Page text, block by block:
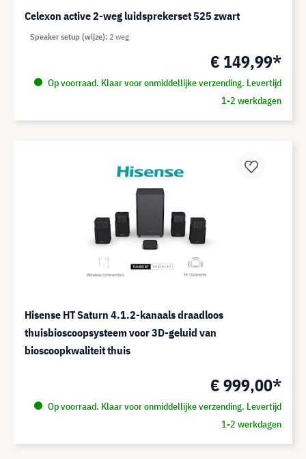
Celexon active 2-weg luidsprekerset 525 zwart
€ 149,99*
Op voorraad. Klaar voor onmiddellijke verzending. Levertijd
1-2 werkdagen
Speaker setup (wijze) 2 weg
Hisense HT Saturn 4.1.2-kanaals draadloos
thuisbioscoopsysteem voor 3D-geluid van
bioscoopkwaliteit thuis
€ 999,00*
Op voorraad. Klaar voor onmiddellijke verzending. Levertijd
1-2 werkdagen